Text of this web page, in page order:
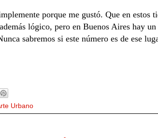
porque me gustó. Que en estos
lógico, pero en Buenos Aires hay
sabremos si este número es de ese
Urbano